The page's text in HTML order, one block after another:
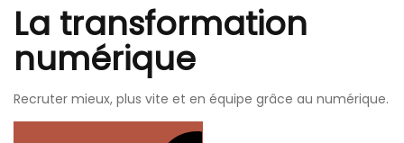
La transformation
numérique
Recruter mieux, plus vite et en équipe grâce au numérique.